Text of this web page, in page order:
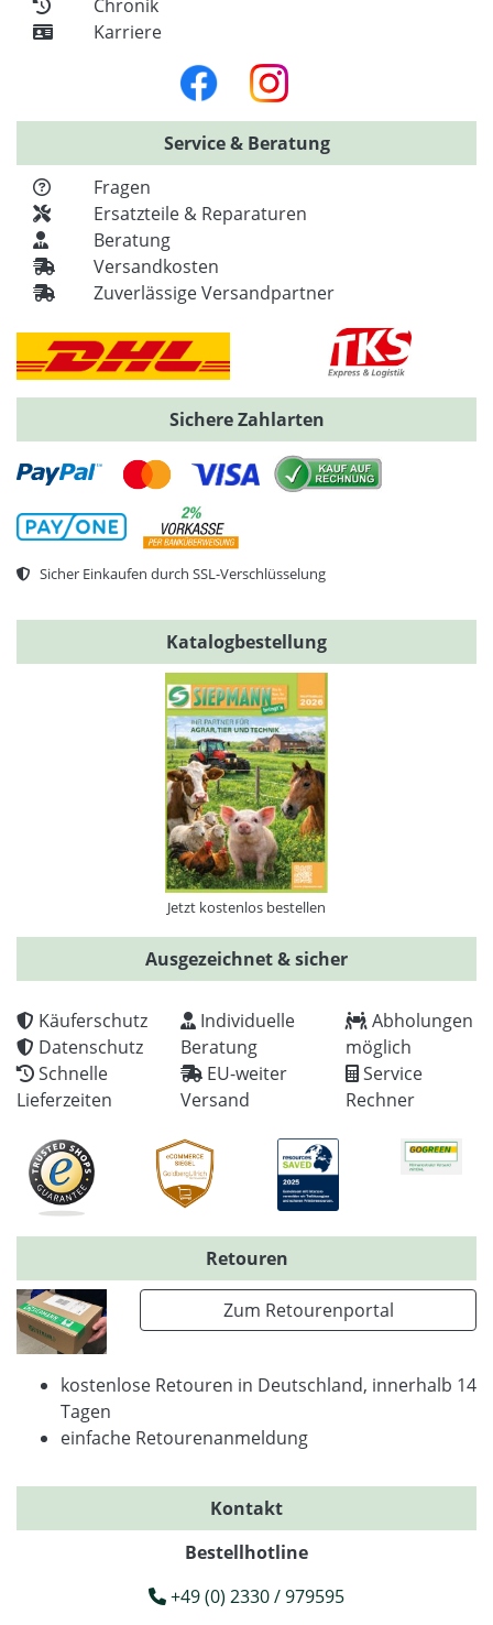
Chronik
Karriere
Service & Beratung
Fragen
Ersatzteile & Reparaturen
Beratung
Versandkosten
Zuverlässige Versandpartner
Sichere Zahlarten
Sicher Einkaufen durch SSL-Verschlüsselung
Katalogbestellung
Jetzt kostenlos bestellen
Ausgezeichnet & sicher
Käuferschutz
Datenschutz
Schnelle
Lieferzeiten
Individuelle
Beratung
EU-weiter
Versand
Abholungen
möglich
Service
Rechner
Retouren
Zum Retourenportal
kostenlose Retouren in Deutschland, innerhalb 14
Tagen
einfache Retourenanmeldung
Kontakt
Bestellhotline
+49 (0) 2330 / 979595